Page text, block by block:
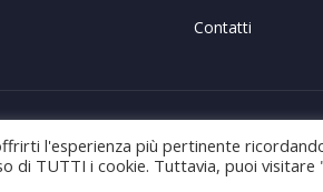
Contatti
Pubblicità Grafica Web New Media